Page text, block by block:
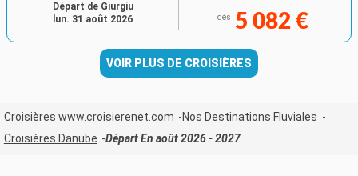
dès 5 082 €
Départ de Giurgiu
lun. 31 août 2026
VOIR PLUS DE CROISIÈRES
Croisières www.croisierenet.com
Nos Destinations Fluviales
Croisières Danube
Départ En août 2026 - 2027